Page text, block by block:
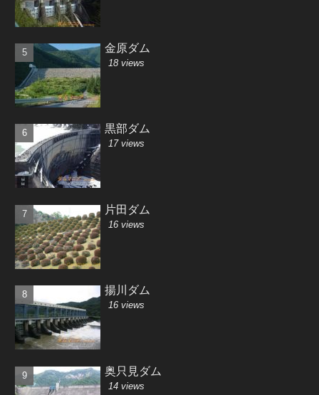
金原ダム
18 views
黒部ダム
17 views
片田ダム
16 views
揚川ダム
16 views
奥只見ダム
14 views